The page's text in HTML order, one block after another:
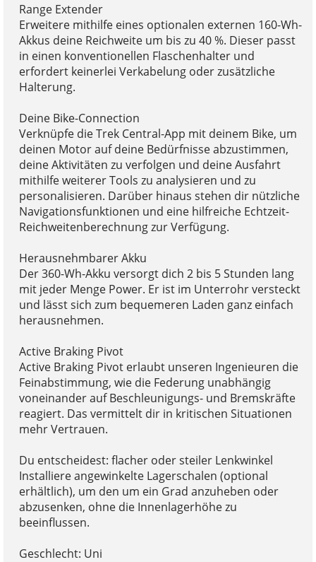
Range Extender
Erweitere mithilfe eines optionalen externen 160-Wh-
Akkus deine Reichweite um bis zu 40 %. Dieser passt
in einen konventionellen Flaschenhalter und
erfordert keinerlei Verkabelung oder zusätzliche
Halterung.
Deine Bike-Connection
Verknüpfe die Trek Central-App mit deinem Bike, um
deinen Motor auf deine Bedürfnisse abzustimmen,
deine Aktivitäten zu verfolgen und deine Ausfahrt
mithilfe weiterer Tools zu analysieren und zu
personalisieren. Darüber hinaus stehen dir nützliche
Navigationsfunktionen und eine hilfreiche Echtzeit-
Reichweitenberechnung zur Verfügung.
Herausnehmbarer Akku
Der 360-Wh-Akku versorgt dich 2 bis 5 Stunden lang
mit jeder Menge Power. Er ist im Unterrohr versteckt
und lässt sich zum bequemeren Laden ganz einfach
herausnehmen.
Active Braking Pivot
Active Braking Pivot erlaubt unseren Ingenieuren die
Feinabstimmung, wie die Federung unabhängig
voneinander auf Beschleunigungs- und Bremskräfte
reagiert. Das vermittelt dir in kritischen Situationen
mehr Vertrauen.
Du entscheidest: flacher oder steiler Lenkwinkel
Installiere angewinkelte Lagerschalen (optional
erhältlich), um den um ein Grad anzuheben oder
abzusenken, ohne die Innenlagerhöhe zu
beeinflussen.
Geschlecht: Uni